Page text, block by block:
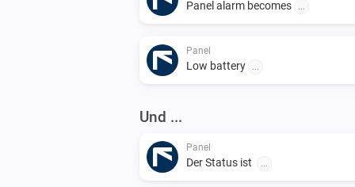
Panel alarm becomes ...
Panel
Low battery ...
Und ...
Panel
Der Status ist ...